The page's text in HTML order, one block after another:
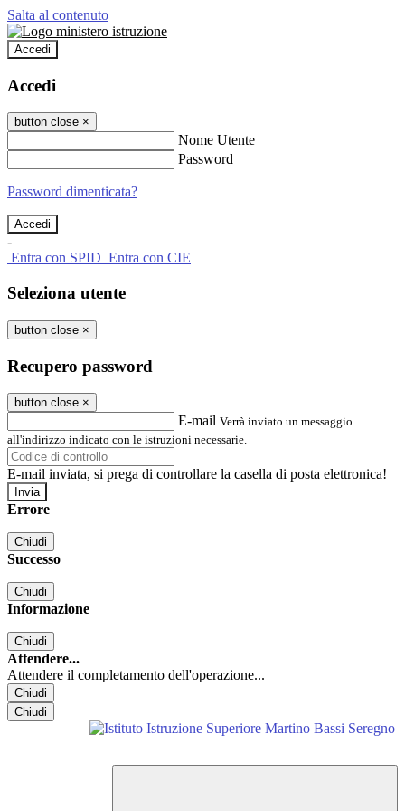
Salta al contenuto
Accedi
Accedi
button close ×
Nome Utente
Password
Password dimenticata?
-
Entra con SPID Entra con CIE
Seleziona utente
button close ×
Recupero password
button close ×
E-mail Verrà inviato un messaggio
all'indirizzo indicato con le istruzioni necessarie.
E-mail inviata, si prega di controllare la casella di posta elettronica!
Errore
Chiudi
Successo
Chiudi
Informazione
Chiudi
Attendere...
Attendere il completamento dell'operazione...
Chiudi
Chiudi